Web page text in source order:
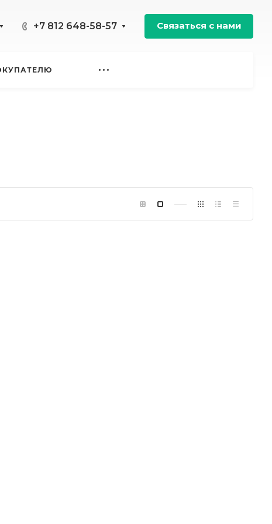
+7 812 648-58-57 Связаться с нами